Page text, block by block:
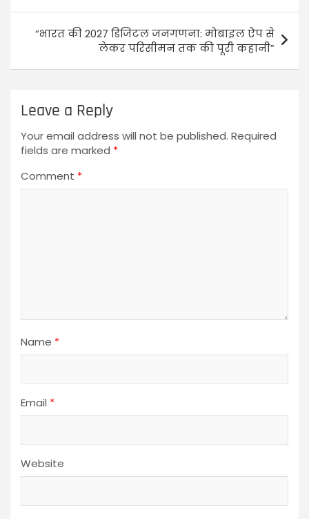
“भारत की 2027 डिजिटल जनगणना: मोबाइल ऐप से
लेकर परिसीमन तक की पूरी कहानी”
Leave a Reply
Your email address will not be published. Required
fields are marked *
Comment *
Name *
Email *
Website